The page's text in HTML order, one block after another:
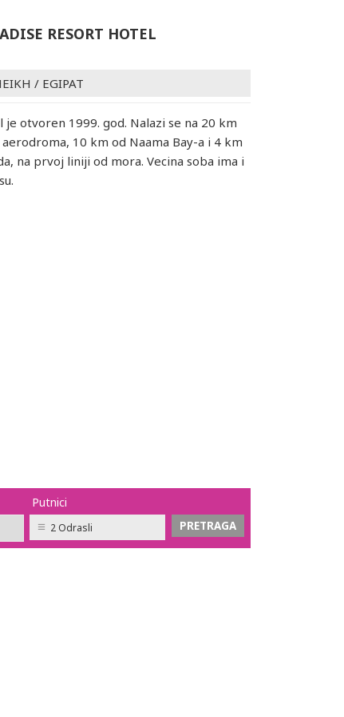
RESORT HOTEL
/ EGIPAT
je otvoren 1999. god. Nalazi se na 20 km
10 km od Naama Bay-a i 4 km
na prvoj liniji od mora. Vecina soba ima i
Putnici
2 Odrasli